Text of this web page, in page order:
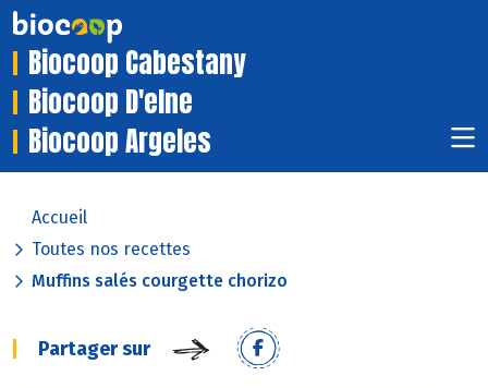
Biocoop Cabestany
Biocoop D'elne
Biocoop Argeles
Accueil
Toutes nos recettes
Muffins salés courgette chorizo
Partager sur